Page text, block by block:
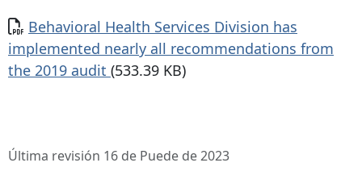
Documento
Behavioral Health Services Division has
implemented nearly all recommendations from
the 2019 audit (533.39 KB)
Última revisión 16 de Puede de 2023